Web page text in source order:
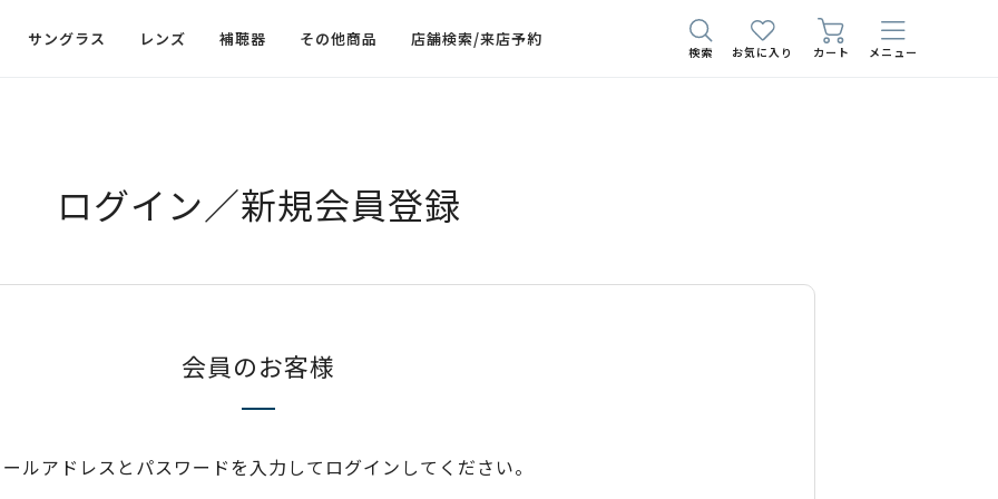
サングラス レンズ 補聴器 その他商品 店舗検索/来店予約
検索 お気に入り カート メニュー
ログイン／新規会員登録
会員のお客様
ルアドレスとパスワードを入力してログインしてください。